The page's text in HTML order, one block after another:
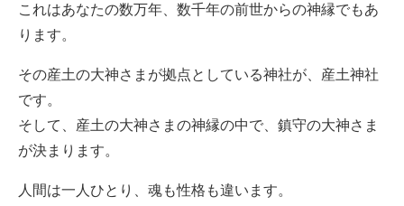
これはあなたの数万年、数千年の前世からの神縁でもあ
ります。
その産土の大神さまが拠点としている神社が、産土神社
です。
そして、産土の大神さまの神縁の中で、鎮守の大神さま
が決まります。
人間は一人ひとり、魂も性格も違います。